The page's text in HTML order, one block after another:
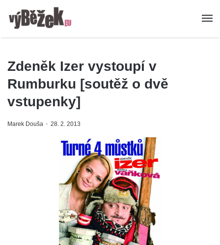
Zdeněk Izer vystoupí v
Rumburku [soutěž o dvě
vstupenky]
Marek Douša 28. 2. 2013